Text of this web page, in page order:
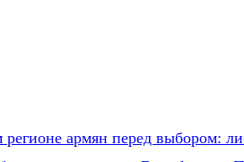
армян перед выбором: